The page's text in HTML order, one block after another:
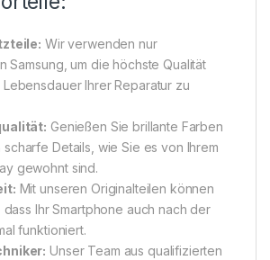
Wir verwenden nur
Samsung, um die höchste Qualität
Ihrer Reparatur zu
Genießen Sie brillante Farben
Details, wie Sie es von Ihrem
gewohnt sind.
Mit unseren Originalteilen können
Ihr Smartphone auch nach der
funktioniert.
Unser Team aus qualifizierten